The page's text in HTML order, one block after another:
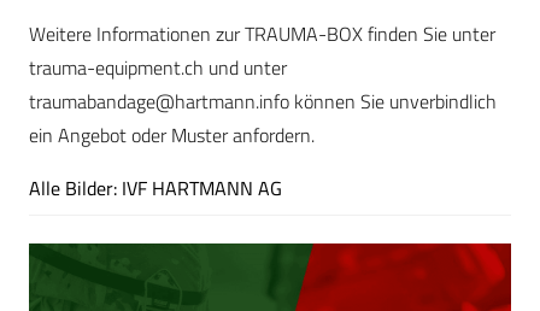
Weitere Informationen zur TRAUMA-BOX finden Sie unter
trauma-equipment.ch und unter
traumabandage@hartmann.info können Sie unverbindlich
ein Angebot oder Muster anfordern.
Alle Bilder: IVF HARTMANN AG